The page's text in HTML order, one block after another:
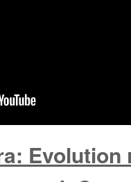
Evolution